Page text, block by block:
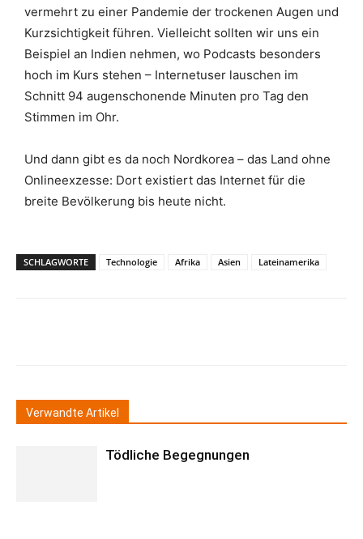
vermehrt zu einer Pandemie der trockenen Augen und
Kurzsichtigkeit führen. Vielleicht sollten wir uns ein
Beispiel an Indien nehmen, wo Podcasts besonders
hoch im Kurs stehen – Internetuser lauschen im
Schnitt 94 augenschonende Minuten pro Tag den
Stimmen im Ohr.
Und dann gibt es da noch Nordkorea – das Land ohne
Onlineexzesse: Dort existiert das Internet für die
breite Bevölkerung bis heute nicht.
SCHLAGWORTE Technologie Afrika Asien Lateinamerika
Verwandte Artikel
Tödliche Begegnungen